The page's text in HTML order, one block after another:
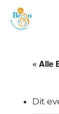
main
« Alle
Dit